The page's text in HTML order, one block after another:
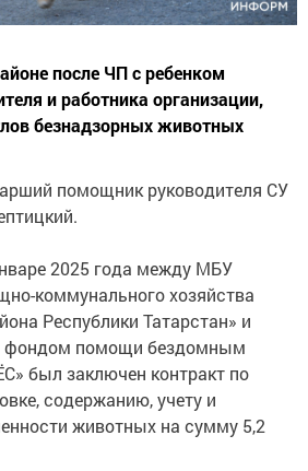
после ЧП с ребенком
и работника организации,
безнадзорных животных
помощник руководителя СУ
2025 года между МБУ
коммунального хозяйства
Республики Татарстан» и
фондом помощи бездомным
был заключен контракт по
содержанию, учету и
животных на сумму 5,2